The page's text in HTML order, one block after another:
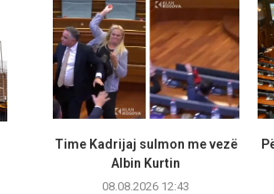
Time Kadrijaj sulmon me vezë
Albin Kurtin
08.08.2026 12:43